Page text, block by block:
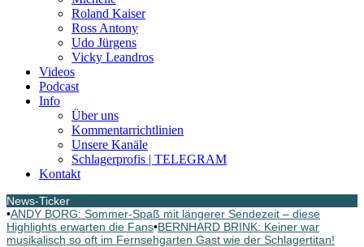
Roland Kaiser
Ross Antony
Udo Jürgens
Vicky Leandros
Videos
Podcast
Info
Über uns
Kommentarrichtlinien
Unsere Kanäle
Schlagerprofis | TELEGRAM
Kontakt
News-Ticker
•ANDY BORG: Sommer-Spaß mit längerer Sendezeit – diese
Highlights erwarten die Fans•BERNHARD BRINK: Keiner war
musikalisch so oft im Fernsehgarten Gast wie der Schlagertitan!